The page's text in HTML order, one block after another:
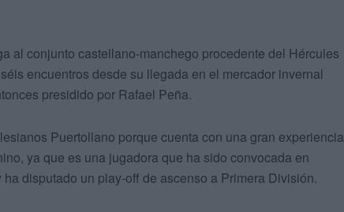
al conjunto castellano-manchego procedente del Hércules
encuentros desde su llegada en el mercador invernal
presidido por Rafael Peña.
Puertollano porque cuenta con una gran experiencia
ya que es una jugadora que ha sido convocada en
disputado un play-off de ascenso a Primera División.